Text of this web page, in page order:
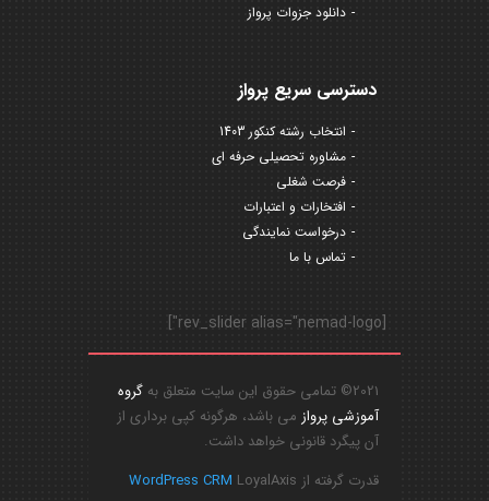
دانلود جزوات پرواز
دسترسی سریع پرواز
انتخاب رشته کنکور 1403
مشاوره تحصیلی حرفه ای
فرصت شغلی
افتخارات و اعتبارات
درخواست نمایندگی
تماس با ما
[rev_slider alias="nemad-logo"]
2021© تمامی حقوق این سایت متعلق به
گروه
آموزشی پرواز می باشد، هرگونه کپی برداری از
آن پیگرد قانونی خواهد داشت.
قدرت گرفته از
WordPress CRM LoyalAxis